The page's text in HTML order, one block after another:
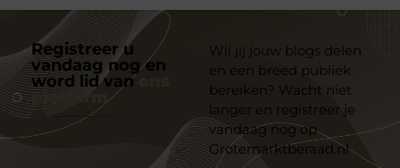
Registreer u
vandaag nog en
word lid van
platform
Wil jij jouw blogs delen
en een breed publiek
bereiken? Wacht niet
langer en registreer je
vandaag nog op
Grotemarktberaad.nl